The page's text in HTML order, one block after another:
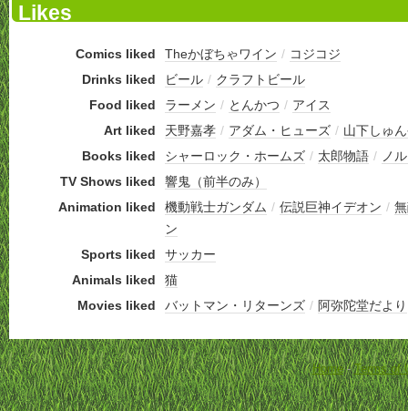
Likes
Comics liked Theかぼちゃワイン / コジコジ
Drinks liked
ビール / クラフトビール
Food liked
ラーメン / とんかつ / アイス
Art liked
天野嘉孝 / アダム・ヒューズ / 山下しゅ
Books liked
シャーロック・ホームズ / 太郎物語 / ノ
TV Shows liked
響鬼（前半のみ）
Animation liked
機動戦士ガンダム / 伝説巨神イデオン /
ン
Sports liked
サッカー
Animals liked
猫
Movies liked
バットマン・リターンズ / 阿弥陀堂だより
Home-Terms of